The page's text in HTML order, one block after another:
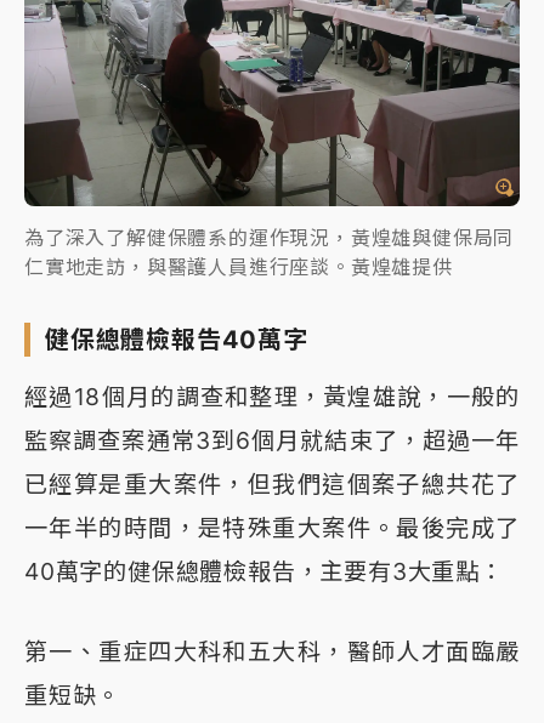
為了深入了解健保體系的運作現況，黃煌雄與健保局同
仁實地走訪，與醫護人員進行座談。黃煌雄提供
健保總體檢報告40萬字
經過18個月的調查和整理，黃煌雄說，一般的
監察調查案通常3到6個月就結束了，超過一年
已經算是重大案件，但我們這個案子總共花了
一年半的時間，是特殊重大案件。最後完成了
40萬字的健保總體檢報告，主要有3大重點：
第一、重症四大科和五大科，醫師人才面臨嚴
重短缺。